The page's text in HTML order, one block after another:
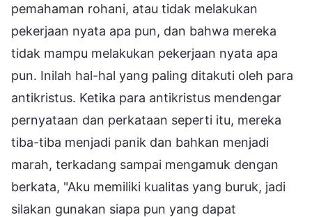
pemahaman rohani, atau tidak melakukan
pekerjaan nyata apa pun, dan bahwa mereka
tidak mampu melakukan pekerjaan nyata apa
pun. Inilah hal-hal yang paling ditakuti oleh para
antikristus. Ketika para antikristus mendengar
pernyataan dan perkataan seperti itu, mereka
tiba-tiba menjadi panik dan bahkan menjadi
marah, terkadang sampai mengamuk dengan
berkata, "Aku memiliki kualitas yang buruk, jadi
silakan gunakan siapa pun yang dapat